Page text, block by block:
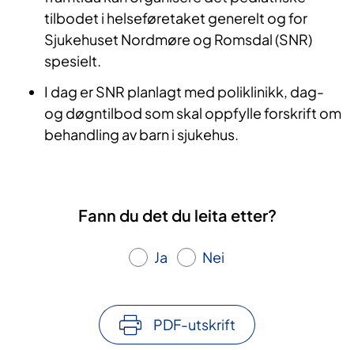
tilbodet i helseføretaket generelt og for
Sjukehuset Nordmøre og Romsdal (SNR)
spesielt.
I dag er SNR planlagt med poliklinikk, dag-
og døgntilbod som skal oppfylle forskrift om
behandling av barn i sjukehus.
Fann du det du leita etter?
Ja Nei
PDF-utskrift